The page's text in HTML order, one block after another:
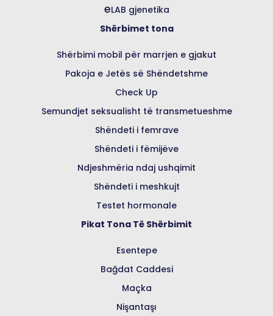
eLAB gjenetika
Shërbimet tona
Shërbimi mobil për marrjen e gjakut
Pakoja e Jetës së Shëndetshme
Check Up
Semundjet seksualisht të transmetueshme
Shëndeti i femrave
Shëndeti i fëmijëve
Ndjeshmëria ndaj ushqimit
Shëndeti i meshkujt
Testet hormonale
Pikat Tona Të Shërbimit
Esentepe
Bağdat Caddesi
Maçka
Nişantaşı